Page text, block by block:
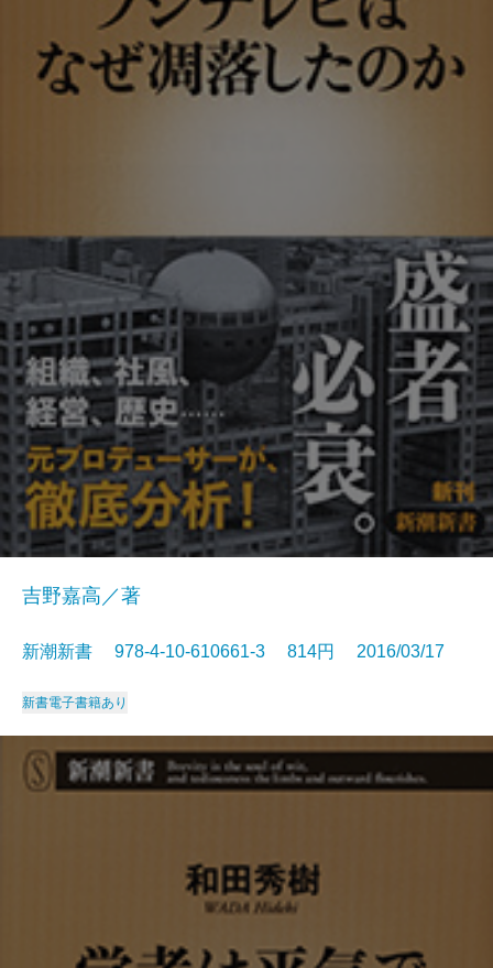
吉野嘉高／著
新潮新書 978-4-10-610661-3 814円 2016/03/17
新書電子書籍あり